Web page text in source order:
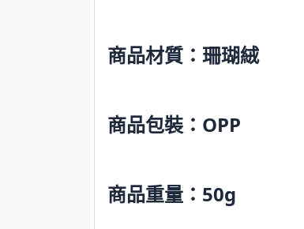
商品材質：珊瑚絨
商品包裝：OPP
商品重量：50g